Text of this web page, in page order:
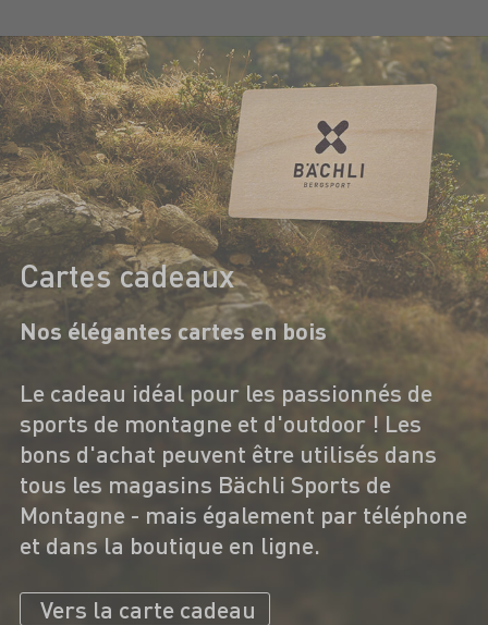
Cartes cadeaux
Nos élégantes cartes en bois
Le cadeau idéal pour les passionnés de
sports de montagne et d'outdoor ! Les
bons d'achat peuvent être utilisés dans
tous les magasins Bächli Sports de
Montagne - mais également par téléphone
et dans la boutique en ligne.
Vers la carte cadeau